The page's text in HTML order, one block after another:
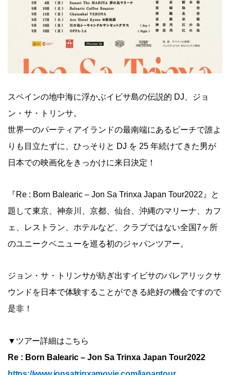
スペインの地中海に浮かぶイビサ島の伝説的 DJ、ジョ
ン・サ・トリンサ。
世界一のパーティアイランドの最南端にあるビーチで誰よ
りも目立たずに、ひっそりと DJ を 25 年続けてきた男が
日本での映画化をきっかけに来日決定！
『Re : Born Balearic – Jon Sa Trinxa Japan Tour2022』と
題して東京、神奈川、京都、仙台、沖縄のマリーナ、カフ
ェ、レストラン、ホテルなど、クラブではない全国7ヶ所
のユニークベニューを巡る初のジャパンツアー。
ジョン・サ・トリンサが紡ぎ出すイビサのバレアリックサ
ウンドを日本で体験することができる絶好の機会ですので
是非！
▼ツアー詳細はこちら
Re : Born Balearic – Jon Sa Trinxa Japan Tour2022